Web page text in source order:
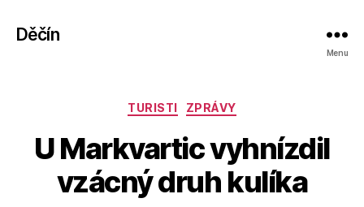
Děčín
Menu
Rubriky
TURISTI ZPRÁVY
U Markvartic vyhnízdil
vzácný druh kulíka
u
o